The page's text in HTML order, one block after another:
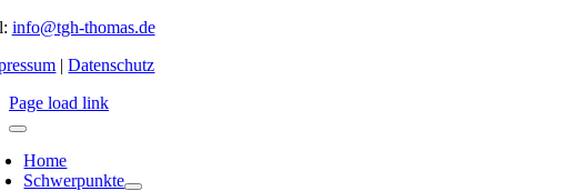
info@tgh-thomas.de
|Datenschutz
Page load link
Home
Schwerpunkte